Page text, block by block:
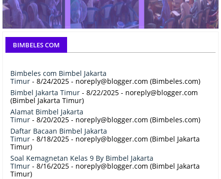
BIMBELES COM
Bimbeles com Bimbel Jakarta
Timur - 8/24/2025 - noreply@blogger.com (Bimbeles.com)
Bimbel Jakarta Timur - 8/22/2025 - noreply@blogger.com
(Bimbel Jakarta Timur)
Alamat Bimbel Jakarta
Timur - 8/20/2025 - noreply@blogger.com (Bimbeles.com)
Daftar Bacaan Bimbel Jakarta
Timur - 8/18/2025 - noreply@blogger.com (Bimbel Jakarta
Timur)
Soal Kemagnetan Kelas 9 By Bimbel Jakarta
TImur - 8/16/2025 - noreply@blogger.com (Bimbel Jakarta
Timur)